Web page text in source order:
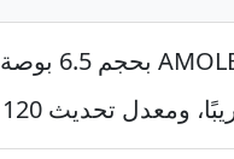
AMOLED بحجم 6.5 بوصة
ومعدل تحديث 120 هرتز